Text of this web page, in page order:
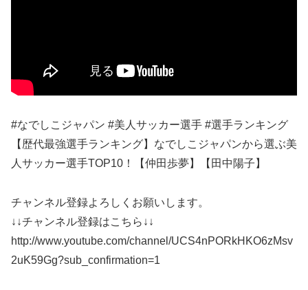
#なでしこジャパン #美人サッカー選手 #選手ランキング
【歴代最強選手ランキング】なでしこジャパンから選ぶ美
人サッカー選手TOP10！【仲田歩夢】【田中陽子】
チャンネル登録よろしくお願いします。
↓↓チャンネル登録はこちら↓↓
http://www.youtube.com/channel/UCS4nPORkHKO6zMsv
2uK59Gg?sub_confirmation=1